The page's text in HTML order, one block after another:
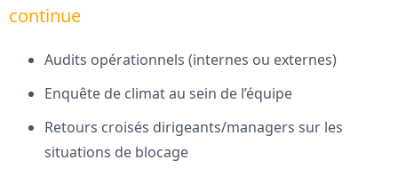
continue
Audits opérationnels (internes ou externes)
Enquête de climat au sein de l’équipe
Retours croisés dirigeants/managers sur les
situations de blocage